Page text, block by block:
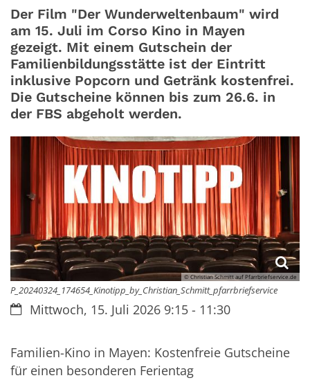
Der Film "Der Wunderweltenbaum" wird
am 15. Juli im Corso Kino in Mayen
gezeigt. Mit einem Gutschein der
Familienbildungsstätte ist der Eintritt
inklusive Popcorn und Getränk kostenfrei.
Die Gutscheine können bis zum 26.6. in
der FBS abgeholt werden.
© Christian Schmitt auf Pfarrbriefservice.de
P_20240324_174654_Kinotipp_by_Christian_Schmitt_pfarrbriefservice
Datum:Mittwoch, 15. Juli 2026 9:15 - 11:30
Familien-Kino in Mayen: Kostenfreie Gutscheine
für einen besonderen Ferientag